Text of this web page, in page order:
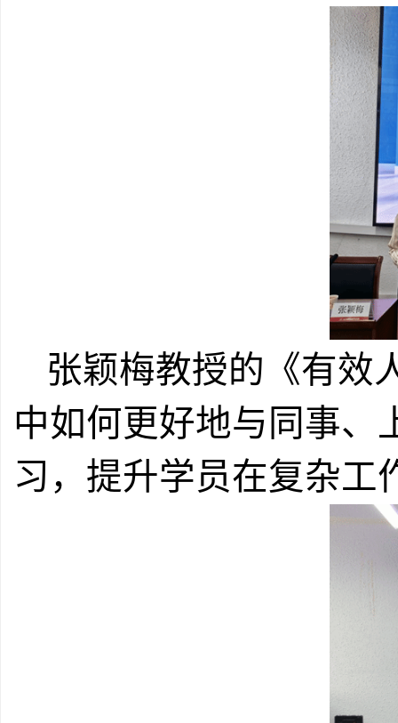
张颖梅教授的《有效
中如何更好地与同事、
习，提升学员在复杂工